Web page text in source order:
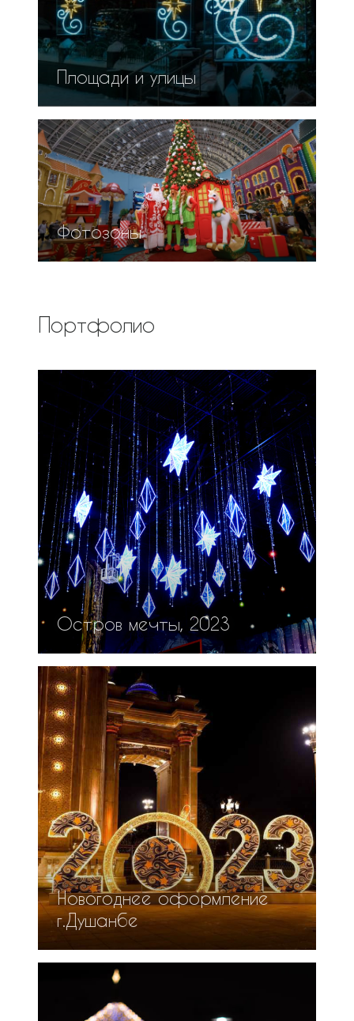
Площади и улицы
Фотозоны
Портфолио
Остров мечты, 2023
Новогоднее оформление
г.Душанбе